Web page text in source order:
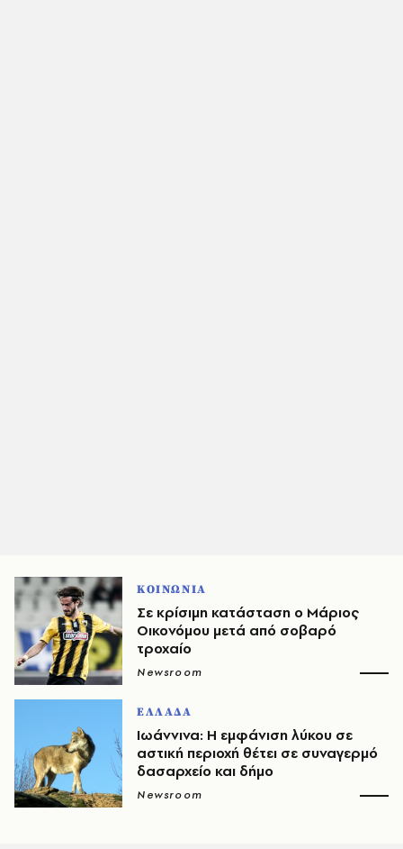
ΚΟΙΝΩΝΙΑ
Σε κρίσιμη κατάσταση ο Μάριος
Οικονόμου μετά από σοβαρό
τροχαίο
Newsroom
ΕΛΛΑΔΑ
Ιωάννινα: Η εμφάνιση λύκου σε
αστική περιοχή θέτει σε συναγερμό
δασαρχείο και δήμο
Newsroom